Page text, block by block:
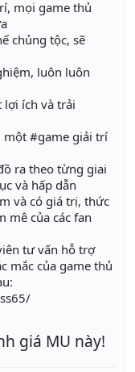
mọi game thủ
chủng tộc, sẽ
luôn luôn
lợi ích và trải
một #game giải trí
ra theo từng giai
và hấp dẫn
và có giá trị, thức
mê của các fan
tư vấn hỗ trợ
mắc của game thủ
giá MU này!